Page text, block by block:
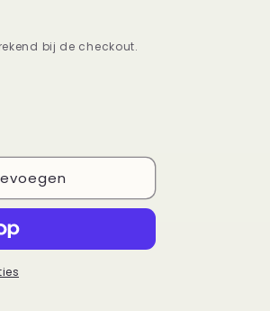
bij de checkout.